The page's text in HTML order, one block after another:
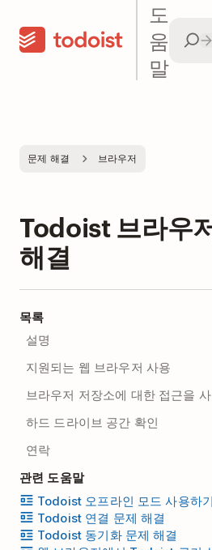
도
움
말
문제 해결 브라우저
Todoist 브라우
해결
목록
설명
지원되는 웹 브라우저 사용
브라우저 저장소에 대한 접근을
하드 드라이브 공간 확인
연락
관련 도움말
Todoist 오프라인 모드 사용하기
Todoist 연결 문제 해결
Todoist 동기화 문제 해결